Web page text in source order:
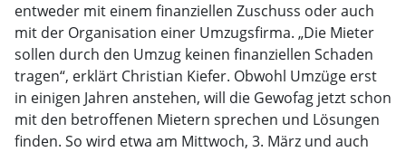
entweder mit einem finanziellen Zuschuss oder auch
mit der Organisation einer Umzugsfirma. „Die Mieter
sollen durch den Umzug keinen finanziellen Schaden
tragen“, erklärt Christian Kiefer. Obwohl Umzüge erst
in einigen Jahren anstehen, will die Gewofag jetzt schon
mit den betroffenen Mietern sprechen und Lösungen
finden. So wird etwa am Mittwoch, 3. März und auch